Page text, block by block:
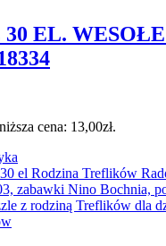
EL.
cena: 13,00zł.